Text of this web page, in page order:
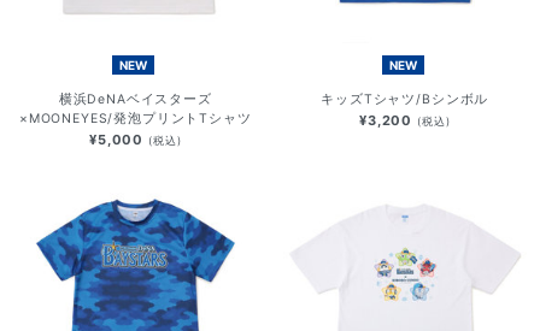
NEW
横浜DeNAベイスターズ
×MOONEYES/発泡プリントTシャツ
¥5,000 (税込)
NEW
キッズTシャツ/Bシンボル
¥3,200 (税込)